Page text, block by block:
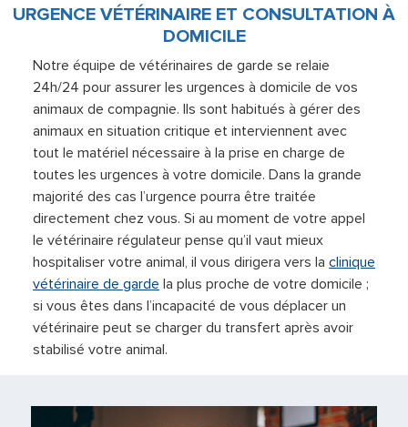
URGENCE VÉTÉRINAIRE ET CONSULTATION À
DOMICILE
Notre équipe de vétérinaires de garde se relaie
24h/24 pour assurer les urgences à domicile de vos
animaux de compagnie. Ils sont habitués à gérer des
animaux en situation critique et interviennent avec
tout le matériel nécessaire à la prise en charge de
toutes les urgences à votre domicile. Dans la grande
majorité des cas l’urgence pourra être traitée
directement chez vous. Si au moment de votre appel
le vétérinaire régulateur pense qu’il vaut mieux
hospitaliser votre animal, il vous dirigera vers la clinique
vétérinaire de garde la plus proche de votre domicile ;
si vous êtes dans l’incapacité de vous déplacer un
vétérinaire peut se charger du transfert après avoir
stabilisé votre animal.